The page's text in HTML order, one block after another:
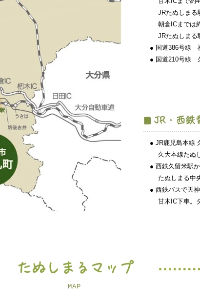
JRたぬしまる駅
朝倉ICまでは約
JRたぬしまる駅
● 国道386号線
● 国道210号線
■ JR・西鉄
● JR鹿児島本線
久大本線たぬし
● 西鉄久留米駅か
たぬしまる中央
● 西鉄バスで天神
甘木IC下車。タ
たぬしまるマップ
MAP